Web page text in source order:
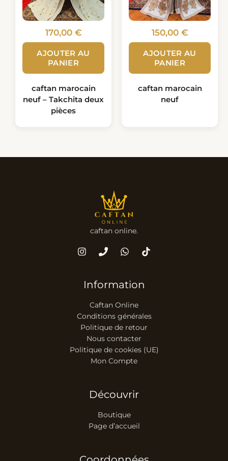
170,00 €
AJOUTER AU
PANIER
caftan marocain
neuf – Takchita deux
pièces
150,00 €
AJOUTER AU
PANIER
caftan marocain
neuf
caftan online.
Information
Caftan Online
Conditions générales
Politique de retour
Nous contacter
Politique de cookies (UE)
Mon Compte
Découvrir
Boutique
Page d’accueil